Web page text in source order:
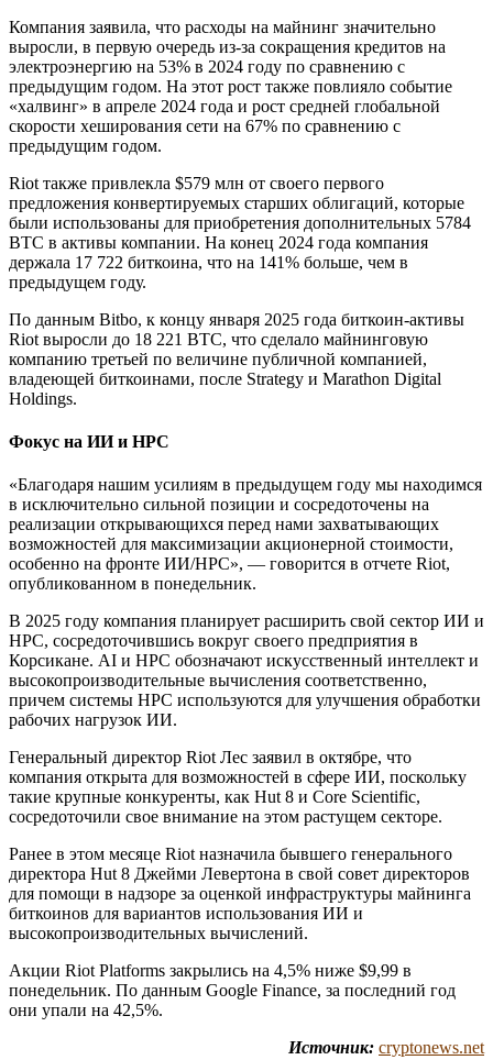
Компания заявила, что расходы на майнинг значительно
выросли, в первую очередь из-за сокращения кредитов на
электроэнергию на 53% в 2024 году по сравнению с
предыдущим годом. На этот рост также повлияло событие
«халвинг» в апреле 2024 года и рост средней глобальной
скорости хеширования сети на 67% по сравнению с
предыдущим годом.
Riot также привлекла $579 млн от своего первого
предложения конвертируемых старших облигаций, которые
были использованы для приобретения дополнительных 5784
BTC в активы компании. На конец 2024 года компания
держала 17 722 биткоина, что на 141% больше, чем в
предыдущем году.
По данным Bitbo, к концу января 2025 года биткоин-активы
Riot выросли до 18 221 BTC, что сделало майнинговую
компанию третьей по величине публичной компанией,
владеющей биткоинами, после Strategy и Marathon Digital
Holdings.
Фокус на ИИ и HPC
«Благодаря нашим усилиям в предыдущем году мы находимся
в исключительно сильной позиции и сосредоточены на
реализации открывающихся перед нами захватывающих
возможностей для максимизации акционерной стоимости,
особенно на фронте ИИ/HPC», — говорится в отчете Riot,
опубликованном в понедельник.
В 2025 году компания планирует расширить свой сектор ИИ и
HPC, сосредоточившись вокруг своего предприятия в
Корсикане. AI и HPC обозначают искусственный интеллект и
высокопроизводительные вычисления соответственно,
причем системы HPC используются для улучшения обработки
рабочих нагрузок ИИ.
Генеральный директор Riot Лес заявил в октябре, что
компания открыта для возможностей в сфере ИИ, поскольку
такие крупные конкуренты, как Hut 8 и Core Scientific,
сосредоточили свое внимание на этом растущем секторе.
Ранее в этом месяце Riot назначила бывшего генерального
директора Hut 8 Джейми Левертона в свой совет директоров
для помощи в надзоре за оценкой инфраструктуры майнинга
биткоинов для вариантов использования ИИ и
высокопроизводительных вычислений.
Акции Riot Platforms закрылись на 4,5% ниже $9,99 в
понедельник. По данным Google Finance, за последний год
они упали на 42,5%.
Источник: cryptonews.net